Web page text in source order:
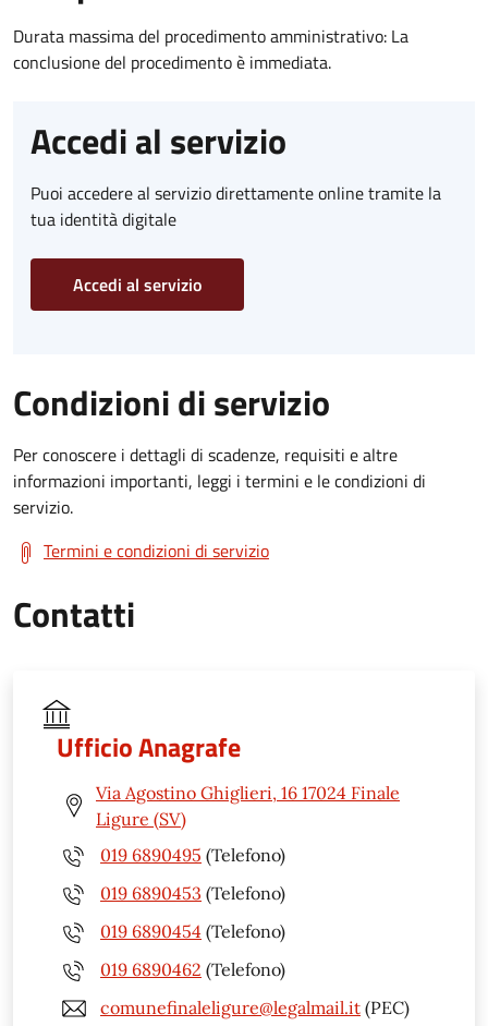
Durata massima del procedimento amministrativo: La
conclusione del procedimento è immediata.
Accedi al servizio
Puoi accedere al servizio direttamente online tramite la
tua identità digitale
Accedi al servizio
Condizioni di servizio
Per conoscere i dettagli di scadenze, requisiti e altre
informazioni importanti, leggi i termini e le condizioni di
servizio.
Termini e condizioni di servizio
Contatti
Ufficio Anagrafe
Via Agostino Ghiglieri, 16 17024 Finale
Ligure (SV)
019 6890495 (Telefono)
019 6890453 (Telefono)
019 6890454 (Telefono)
019 6890462 (Telefono)
comunefinaleligure@legalmail.it (PEC)